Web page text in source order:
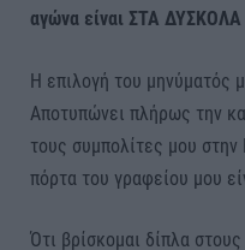
αγώνα είναι ΣΤΑ
Η επιλογή του μηνύματός
Αποτυπώνει πλήρως την
τους συμπολίτες μου στην
πόρτα του γραφείου μου
Ότι βρίσκομαι δίπλα